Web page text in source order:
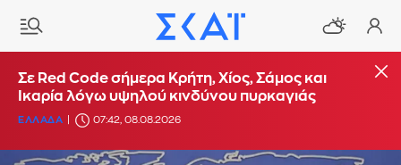
Σε Red Code σήμερα Κρήτη, Χίος, Σάμος και
Ικαρία λόγω υψηλού κινδύνου πυρκαγιάς
ΕΛΛΑΔΑ 07:42, 08.08.2026